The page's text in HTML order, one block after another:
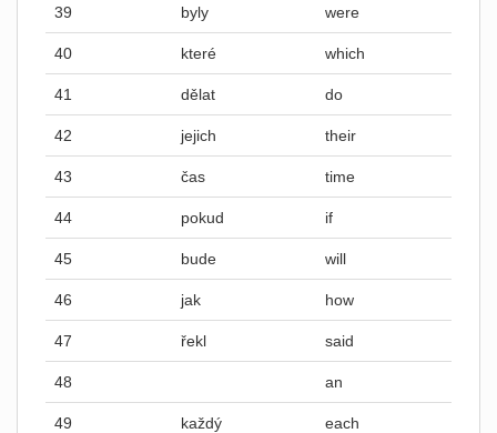
39 byly were
40 které which
41 dělat do
42 jejich their
43 čas time
44 pokud if
45 bude will
46 jak how
47 řekl said
48 an
49 každý each